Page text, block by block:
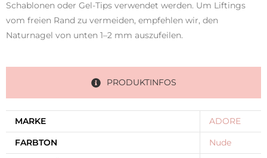
Schablonen oder Gel-Tips verwendet werden. Um Liftings
vom freien Rand zu vermeiden, empfehlen wir, den
Naturnagel von unten 1–2 mm auszufeilen.
PRODUKTINFOS
MARKE
ADORE
FARBTON
Nude